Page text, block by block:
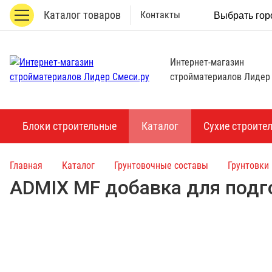
Каталог товаров Контакты Выбрать
Интернет-магазин
стройматериалов
Блоки строительные Каталог Сухие
Главная Каталог Грунтовочные составы Грунтовки
ADMIX MF добавка для